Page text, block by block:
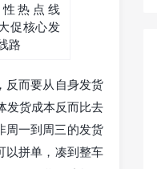
热点线
促核心发
路
反而要从自身发货
发货成本反而比去
周一到周三的发货
以拼单，凑到整车